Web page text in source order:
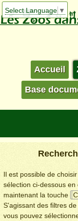
Select Language ▼
Accueil
Base
Il est possible de
sélection ci-dessous
maintenant la touche
S'agissant des filtres
vous pouvez